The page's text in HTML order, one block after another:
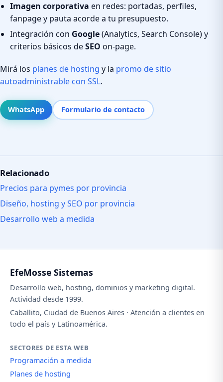
Imagen corporativa en redes: portadas, perfiles,
fanpage y pauta acorde a tu presupuesto.
Integración con Google(Analytics, Search Console) y
criterios básicos deSEO on-page.
Mirá los planes de hosting y la promo de sitio
autoadministrable con SSL.
WhatsApp Formulario de contacto
Relacionado
Precios para pymes por provincia
Diseño, hosting y SEO por provincia
Desarrollo web a medida
EfeMosse Sistemas
Desarrollo web, hosting, dominios y marketing digital.
Actividad desde 1999.
Caballito, Ciudad de Buenos Aires · Atención a clientes en
todo el país y Latinoamérica.
SECTORES DE ESTA WEB
Programación a medida
Planes de hosting